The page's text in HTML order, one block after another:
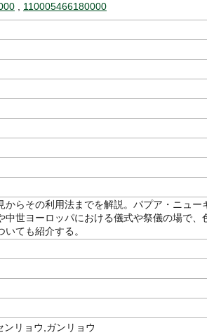
110005466180000
らその利用法までを解説。パプア・ニュー
中世ヨーロッパにおける儀式や祭儀の場で、
ても紹介する。
リョウ,ガンリョウ